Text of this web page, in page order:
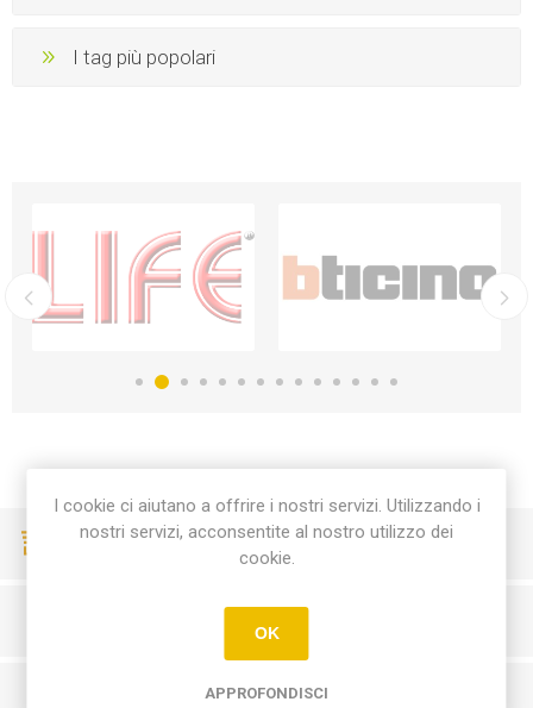
I tag più popolari
CONSEGNE VELOCI
SERVIZIO CLIENTI
I cookie ci aiutano a offrire i nostri servizi. Utilizzando i
nostri servizi, acconsentite al nostro utilizzo dei
cookie.
OK
APPROFONDISCI